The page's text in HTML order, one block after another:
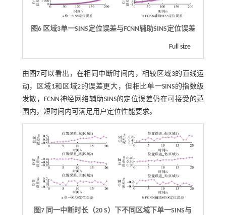
图6 区域3单一SINS定位误差与FCNN辅助SINS定位误差
Full size
由 图7 可以看出，在相同中断时间内，相较区域3的直线运
动，区域1和区域2的误差更大，但相比单一SINS的指数级
发散，FCNN神经网络辅助SINS的定位误差仍在可接受的范
围内，短时间内可满足用户定位性能要求。
图7 同一中断时长（20 S）下不同区域下单一SINS与